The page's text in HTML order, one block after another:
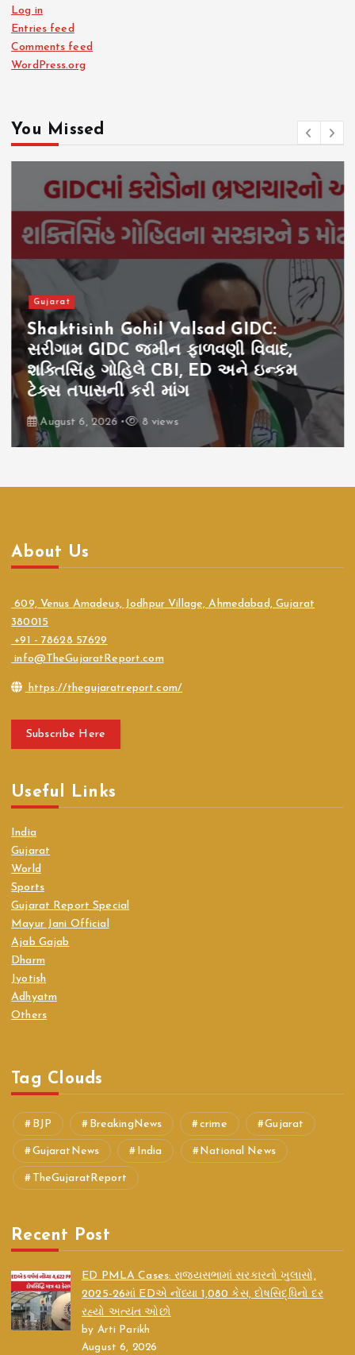
Log in
Entries feed
Comments feed
WordPress.org
You Missed
Gujarat
Shaktisinh Gohil Valsad GIDC:
સરીગામ GIDC જમીન ફાળવણી વિવાદ,
શક્તિસિંહ ગોહિલે CBI, ED અને ઇન્કમ
ટેક્સ તપાસની કરી માંગ
August 6, 2026 8 views
About Us
609, Venus Amadeus, Jodhpur Village, Ahmedabad, Gujarat
380015
+91 - 78628 57629
info@TheGujaratReport.com
https://thegujaratreport.com/
Subscribe Here
Useful Links
India
Gujarat
World
Sports
Gujarat Report Special
Mayur Jani Official
Ajab Gajab
Dharm
Jyotish
Adhyatm
Others
Tag Clouds
BJP BreakingNews crime Gujarat
GujaratNews India National News
TheGujaratReport
Recent Post
ED PMLA Cases: રાજ્યસભામાં સરકારનો ખુલાસો,
2025-26માં EDએ નોંધ્યા 1,080 કેસ, દોષસિદ્ધિનો દર
રહ્યો અત્યંત ઓછો
by Arti Parikh
August 6, 2026